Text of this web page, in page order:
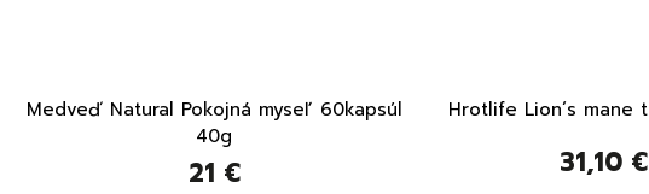
Medveď Natural Pokojná myseľ 60kapsúl
40g
21 € 31,10 €